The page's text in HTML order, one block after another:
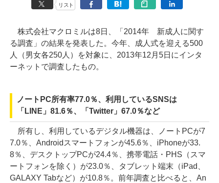
リスト
株式会社マクロミルは8日、「2014年 新成人に関す
る調査」の結果を発表した。今年、成人式を迎える500
人（男女各250人）を対象に、2013年12月5日にインタ
ーネットで調査したもの。
ノートPC所有率77.0％、利用しているSNSは
「LINE」81.6％、「Twitter」67.0％など
所有し、利用しているデジタル機器は、ノートPCが7
7.0％、Androidスマートフォンが45.6％、iPhoneが33.
8％、デスクトップPCが24.4％、携帯電話・PHS（スマ
ートフォンを除く）が23.0％、タブレット端末（iPad、
GALAXY Tabなど）が10.8％。前年調査と比べると、An